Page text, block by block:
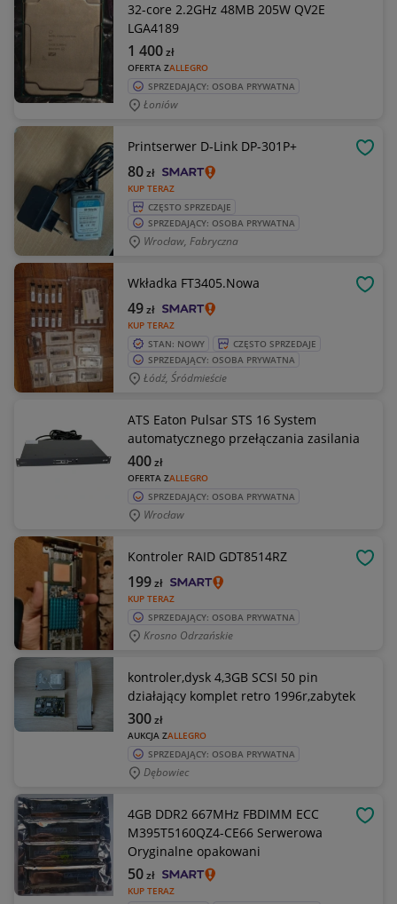
32-core 2.2GHz 48MB 205W QV2E
LGA4189
OFERTA ZALLEGRO
1 400zł
SPRZEDAJĄCY: OSOBA PRYWATNA
Łoniów
Printserwer D-Link DP-301P+
KUP TERAZ
80zł
CZĘSTO SPRZEDAJE
SPRZEDAJĄCY: OSOBA PRYWATNA
Wrocław, Fabryczna
Wkładka FT3405.Nowa
KUP TERAZ
49zł
STAN: NOWY
CZĘSTO SPRZEDAJE
SPRZEDAJĄCY: OSOBA PRYWATNA
Łódź, Śródmieście
ATS Eaton Pulsar STS 16 System
automatycznego przełączania zasilania
OFERTA ZALLEGRO
400zł
SPRZEDAJĄCY: OSOBA PRYWATNA
Wrocław
Kontroler RAID GDT8514RZ
KUP TERAZ
199zł
SPRZEDAJĄCY: OSOBA PRYWATNA
Krosno Odrzańskie
kontroler,dysk 4,3GB SCSI 50 pin
działający komplet retro 1996r,zabytek
AUKCJA ZALLEGRO
300zł
SPRZEDAJĄCY: OSOBA PRYWATNA
Dębowiec
4GB DDR2 667MHz FBDIMM ECC
M395T5160QZ4-CE66 Serwerowa
Oryginalne opakowani
KUP TERAZ
50zł